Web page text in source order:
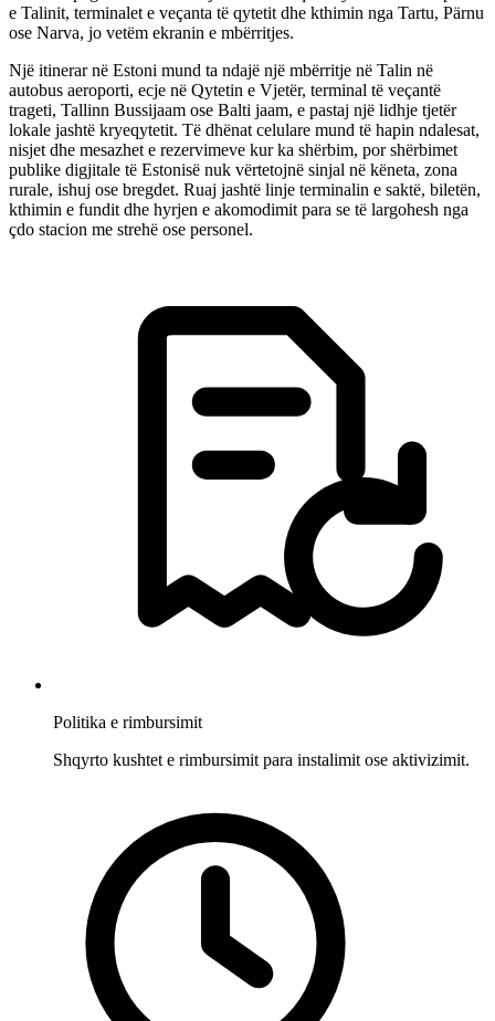
e Talinit, terminalet e veçanta të qytetit dhe kthimin nga Tartu, Pärnu
ose Narva, jo vetëm ekranin e mbërritjes.
Një itinerar në Estoni mund ta ndajë një mbërritje në Talin në
autobus aeroporti, ecje në Qytetin e Vjetër, terminal të veçantë
trageti, Tallinn Bussijaam ose Balti jaam, e pastaj një lidhje tjetër
lokale jashtë kryeqytetit. Të dhënat celulare mund të hapin ndalesat,
nisjet dhe mesazhet e rezervimeve kur ka shërbim, por shërbimet
publike digjitale të Estonisë nuk vërtetojnë sinjal në këneta, zona
rurale, ishuj ose bregdet. Ruaj jashtë linje terminalin e saktë, biletën,
kthimin e fundit dhe hyrjen e akomodimit para se të largohesh nga
çdo stacion me strehë ose personel.
Politika e rimbursimit
Shqyrto kushtet e rimbursimit para instalimit ose aktivizimit.